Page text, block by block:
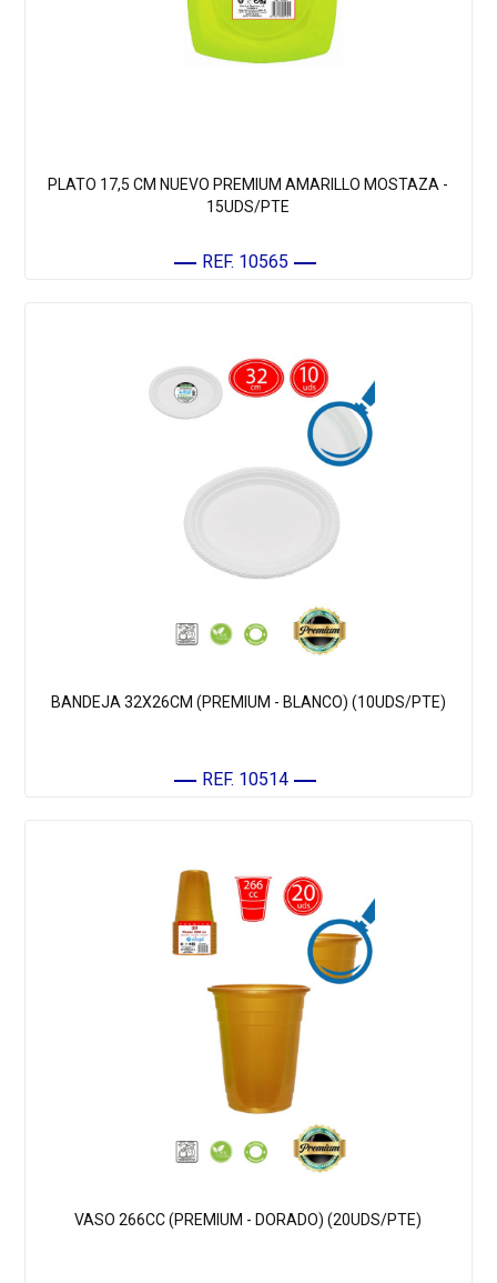
PLATO 17,5 CM NUEVO PREMIUM AMARILLO MOSTAZA -
15UDS/PTE
REF. 10565
BANDEJA 32X26CM (PREMIUM - BLANCO) (10UDS/PTE)
REF. 10514
VASO 266CC (PREMIUM - DORADO) (20UDS/PTE)